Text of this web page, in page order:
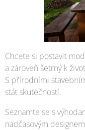
Chcete si postavit
a zároveň šetrný k
S přírodními
stát skutečností.
Seznamte se s
nadčasovým